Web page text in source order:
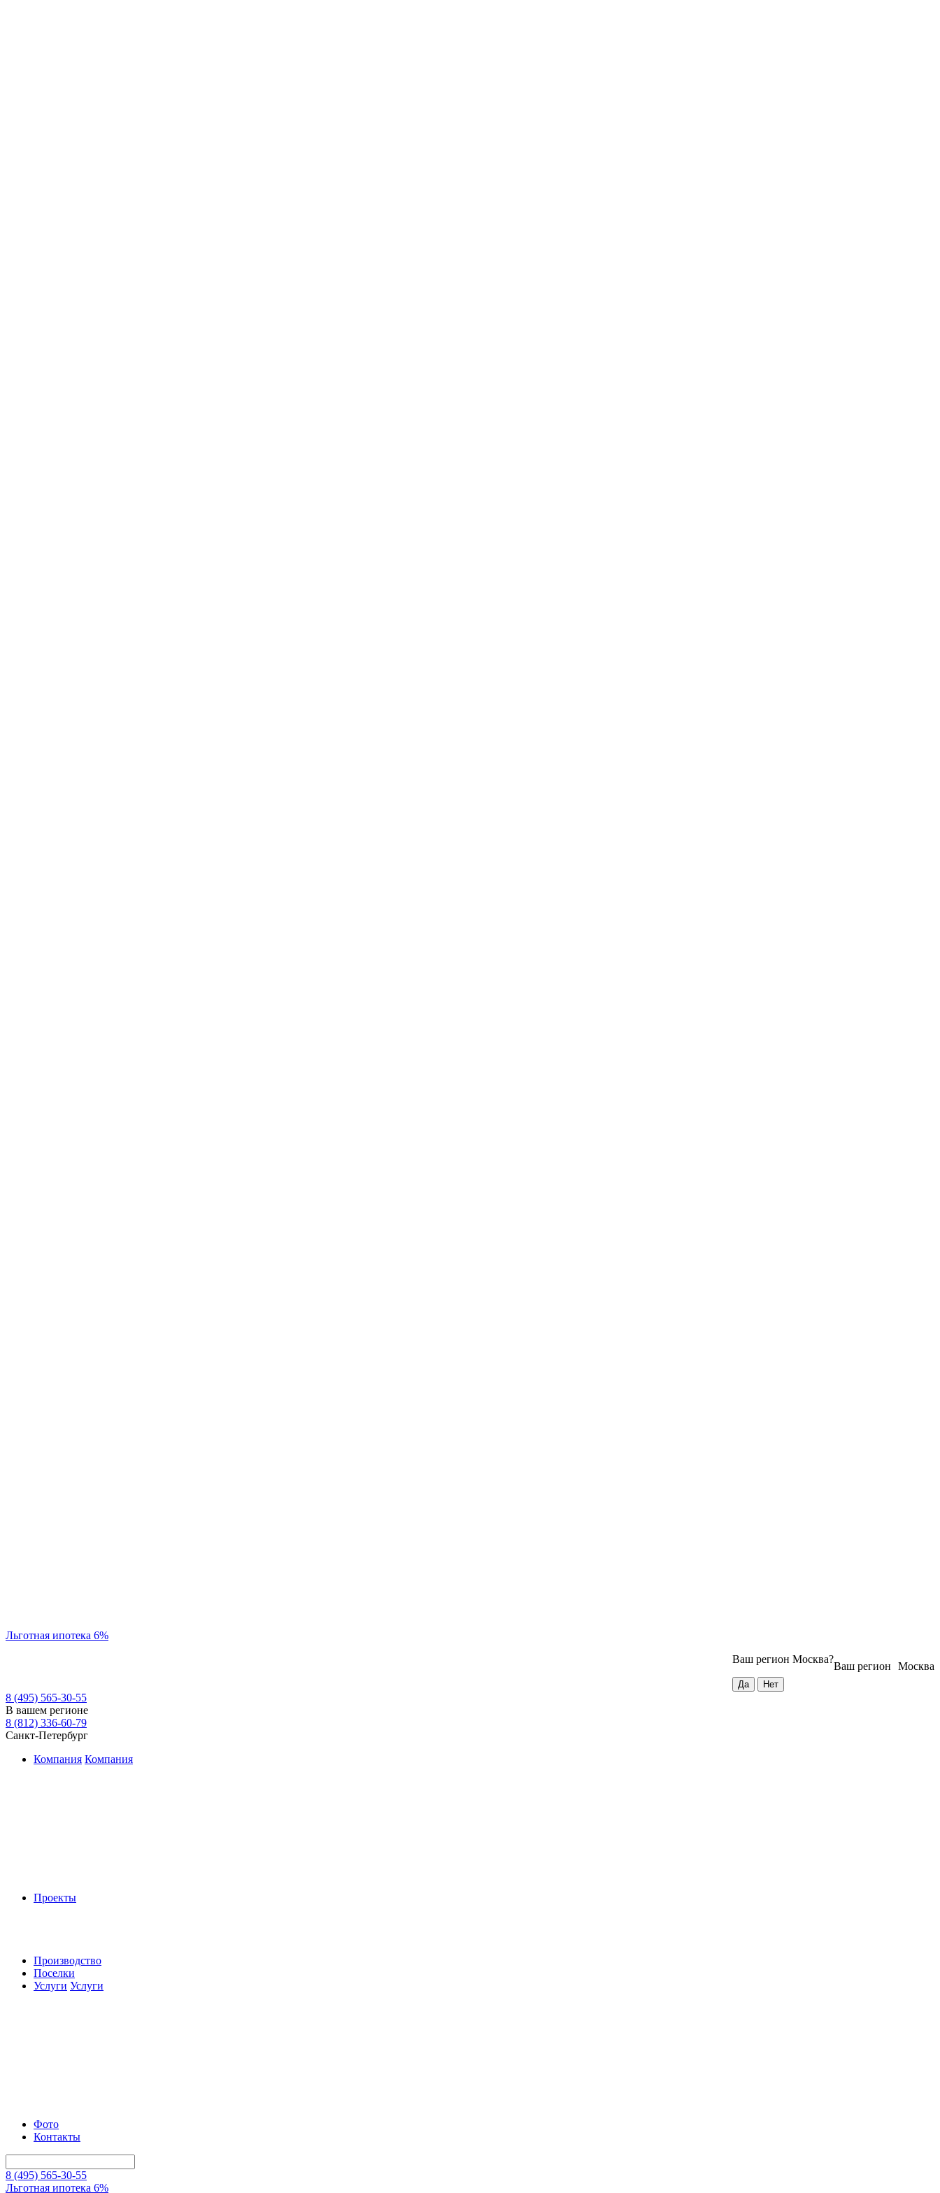
Льготная ипотека 6%
Москва
Ваш регион
Ваш регион Москва?
8 (495) 565-30-55
В вашем регионе
8 (812) 336-60-79
Санкт-Петербург
Компания Компания
Проекты
Производство
Поселки
Услуги Услуги
Фото
Контакты
8 (495) 565-30-55
Льготная ипотека 6%